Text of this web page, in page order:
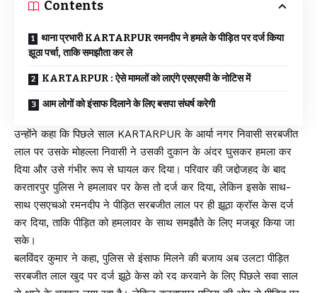
Contents
थाना प्रभारी KARTARPUR रमनदीप ने हमले के पीड़ित पर दर्ज किया
झूठा पर्चा, ताकि समझौता कर ले
KARTARPUR : ऐसे मामलों को लाएंगे एसएसपी के नोटिस में
आम लोगों को इंसाफ दिलाने के लिए बसपा संघर्ष करेगी
उन्होंने कहा कि पिछले साल KARTARPUR के आर्या नगर निवासी सरबजीत
लाल पर उसके मोहल्ला निवासी ने उसकी दुकान के अंदर घुसकर हमला कर
दिया और उसे गंभीर रूप से घायल कर दिया। परिवार की जद्दोजहद के बाद
करतारपुर पुलिस ने हमलावर पर केस तो दर्ज कर दिया, लेकिन इसके साथ-
साथ एसएचओ रमनदीप ने पीड़ित सरबजीत लाल पर ही झूठा क्रॉस केस दर्ज
कर दिया, ताकि पीड़ित को हमलावर के साथ समझौते के लिए मजबूर किया जा
सके।
बलविंदर कुमार ने कहा, पुलिस से इंसाफ मिलने की बजाय अब उलटा पीड़ित
सरबजीत लाल खुद पर दर्ज झूठे केस को रद करवाने के लिए पिछले सवा साल